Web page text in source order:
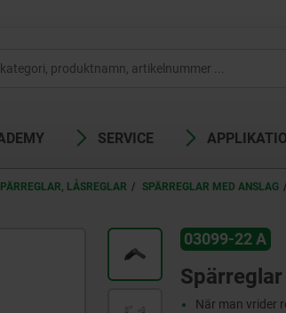
SERVICE
LÅSREGLAR SPÄRREGLAR MED ANSLAG
03099-22 A
När man vrider